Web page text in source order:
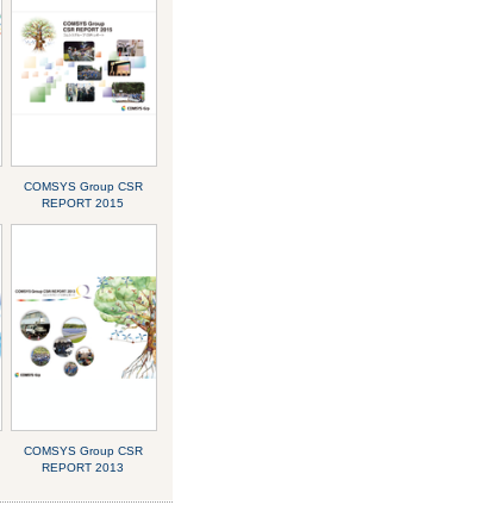
COMSYS Group CSR
REPORT 2015
COMSYS Group CSR
REPORT 2013